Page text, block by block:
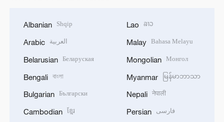
Albanian Shqip
Arabic العربية
Belarusian Беларуская
Bengali বাংলা
Bulgarian Български
Cambodian ខ្មែរ
Lao ລາວ
Malay Bahasa Melayu
Mongolian Монгол
Myanmar မြန်မာဘာသာ
Nepali नेपाली
Persian فارسی